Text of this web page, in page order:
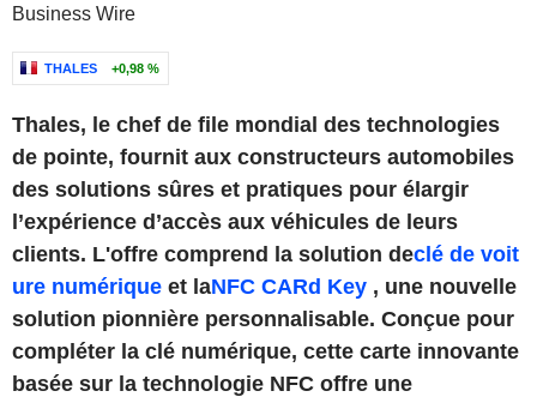
Business Wire
THALES +0,98 %
Thales, le chef de file mondial des technologies
de pointe, fournit aux constructeurs automobiles
des solutions sûres et pratiques pour élargir
l’expérience d’accès aux véhicules de leurs
clients. L'offre comprend la solution declé de voit
ure numérique et laNFC CARd Key , une nouvelle
solution pionnière personnalisable. Conçue pour
compléter la clé numérique, cette carte innovante
basée sur la technologie NFC offre une